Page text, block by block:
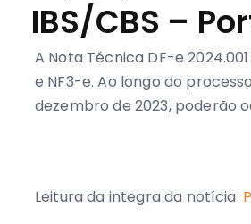
IBS/CBS –
A Nota Técnica DF-e
e NF3-e. Ao longo do
dezembro de 2023, poderão
Leitura da integra da notícia: